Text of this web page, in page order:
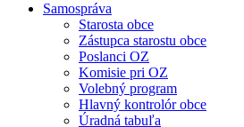
Samospráva
Starosta obce
Zástupca starostu obce
Poslanci OZ
Komisie pri OZ
Volebný program
Hlavný kontrolór obce
Úradná tabuľa